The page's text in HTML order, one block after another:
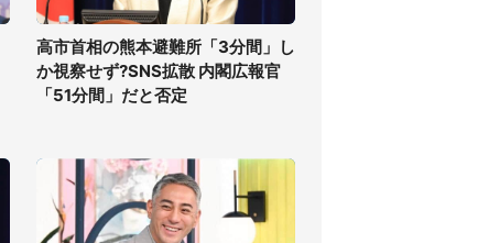
高市首相の熊本避難所「3分間」し
か視察せず?SNS拡散 内閣広報官
「51分間」だと否定